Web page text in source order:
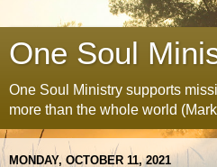
One Soul
One Soul Ministry supports
more than the whole world
MONDAY, OCTOBER 11, 2021